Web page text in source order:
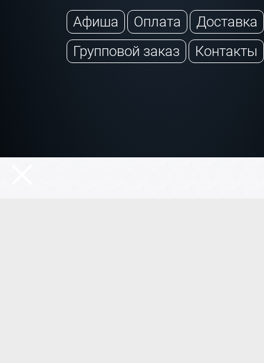
Афиша Оплата
Доставка
Групповой заказ
Контакты